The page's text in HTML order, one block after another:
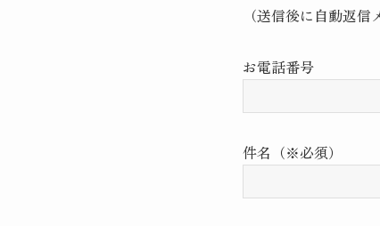
（送信後に自動返
お電話番号
件名（※必須）